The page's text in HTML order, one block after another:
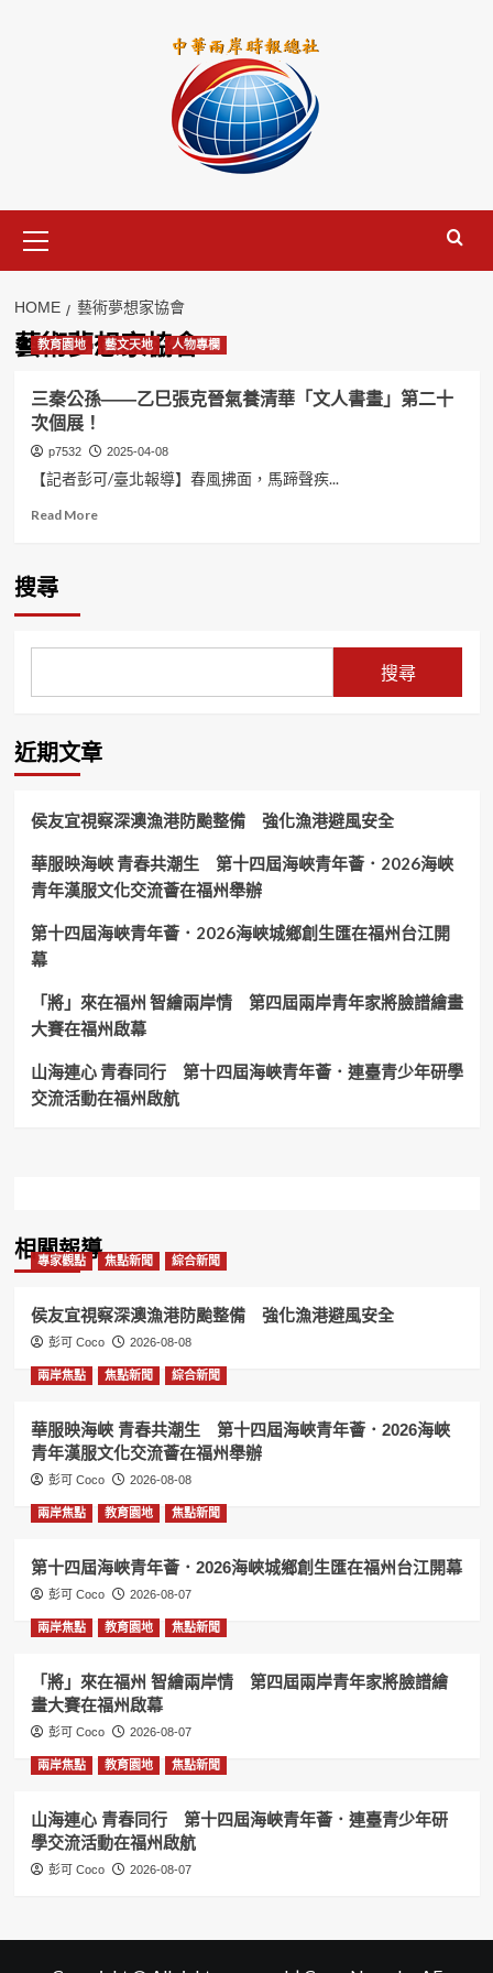
Menu
HOME 藝術夢想家協會
藝術夢想家協會
教育園地 藝文天地 人物專欄
三秦公孫——乙巳張克晉氣養清華「文人書畫」第二十
次個展！
p7532 2025-04-08
【記者彭可/臺北報導】春風拂面，馬蹄聲疾...
Read MoreRead
巳
克
晉
清
「文
人
畫」
十
次
個
搜尋
搜尋
近期文章
侯友宜視察深澳漁港防颱整備 強化漁港避風安全
華服映海峽 青春共潮生 第十四屆海峽青年薈．2026海峽
青年漢服文化交流薈在福州舉辦
第十四屆海峽青年薈．2026海峽城鄉創生匯在福州台江開
幕
「將」來在福州 智繪兩岸情 第四屆兩岸青年家將臉譜繪畫
大賽在福州啟幕
山海連心 青春同行 第十四屆海峽青年薈．連臺青少年研學
交流活動在福州啟航
相關報導
專家觀點 焦點新聞 綜合新聞
侯友宜視察深澳漁港防颱整備 強化漁港避風安全
彭可 Coco 2026-08-08
兩岸焦點 焦點新聞 綜合新聞
華服映海峽 青春共潮生 第十四屆海峽青年薈．2026海峽
青年漢服文化交流薈在福州舉辦
彭可 Coco 2026-08-08
兩岸焦點 教育園地 焦點新聞
第十四屆海峽青年薈．2026海峽城鄉創生匯在福州台江開幕
彭可 Coco 2026-08-07
兩岸焦點 教育園地 焦點新聞
「將」來在福州 智繪兩岸情 第四屆兩岸青年家將臉譜繪
畫大賽在福州啟幕
彭可 Coco 2026-08-07
兩岸焦點 教育園地 焦點新聞
山海連心 青春同行 第十四屆海峽青年薈．連臺青少年研
學交流活動在福州啟航
彭可 Coco 2026-08-07